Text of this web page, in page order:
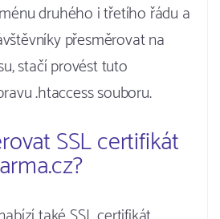
druhého i třetího řádu a
přesměrovat na
stačí provést tuto
.htaccess souboru.
SSL certifikát